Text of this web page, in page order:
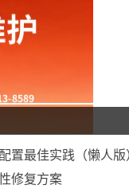
置最佳实践（懒人
修复方案